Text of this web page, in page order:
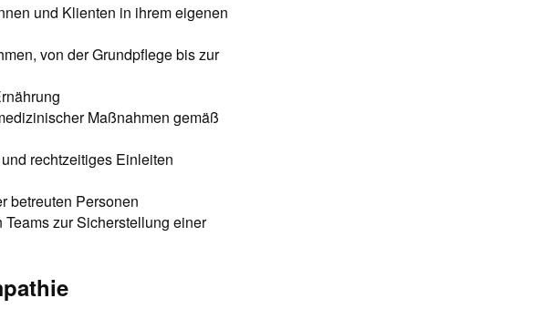
und Klienten in ihrem eigenen
von der Grundpflege bis zur
Maßnahmen gemäß
rechtzeitiges Einleiten
betreuten Personen
zur Sicherstellung einer